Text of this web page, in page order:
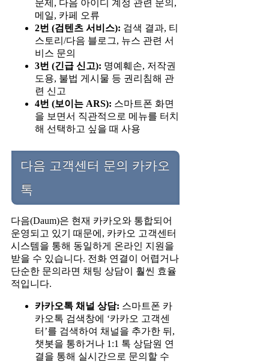
문제, 다음 아이디 계정 관련 문의,
메일, 카페 오류
2번 (검텐츠 서비스): 검색 결과, 티
스토리/다음 블로그, 뉴스 관련 서
비스 문의
3번 (긴급 신고): 명예훼손, 저작권
도용, 불법 게시물 등 권리침해 관
련 신고
4번 (보이는 ARS): 스마트폰 화면
을 보면서 직관적으로 메뉴를 터치
해 선택하고 싶을 때 사용
다음 고객센터 문의 카카오
톡
다음(Daum)은 현재 카카오와 통합되어
운영되고 있기 때문에, 카카오 고객센터
시스템을 통해 동일하게 온라인 지원을
받을 수 있습니다. 전화 연결이 어렵거나
단순한 문의라면 채팅 상담이 훨씬 효율
적입니다.
카카오톡 채널 상담: 스마트폰 카
카오톡 검색창에 ‘카카오 고객센
터’를 검색하여 채널을 추가한 뒤,
챗봇을 통하거나 1:1 톡 상담원 연
결을 통해 실시간으로 문의할 수